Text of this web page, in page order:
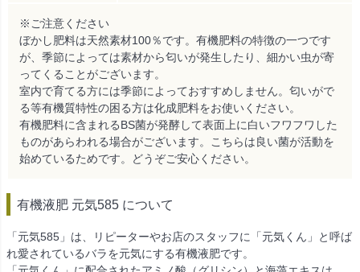
※ご注意ください
ぼかし肥料は天然素材100％です。有機肥料の特徴の一つです
が、季節によっては素材から匂いが発生したり、細かい虫が寄
ってくることがございます。
室内で育てる方には季節によっておすすめしません。匂いがで
る等有機質特性の困る方は化成肥料をお使いください。
有機肥料に含まれるBS菌が発酵して表面上に白いフワフワした
ものがあらわれる場合がございます。こちらは良い菌が活動を
始めているためです。どうぞご安心ください。
有機液肥 元気585 について
「元気585」は、リピーターやお店のスタッフに「元気くん」と呼ば
れ愛されているバラを元気にする有機液肥です。